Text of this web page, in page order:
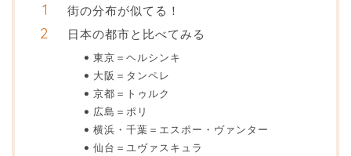
街の分布が似てる！
日本の都市と比べてみる
東京＝ヘルシンキ
大阪＝タンペレ
京都＝トゥルク
広島＝ポリ
横浜・千葉＝エスポー・ヴァンター
仙台＝ユヴァスキュラ